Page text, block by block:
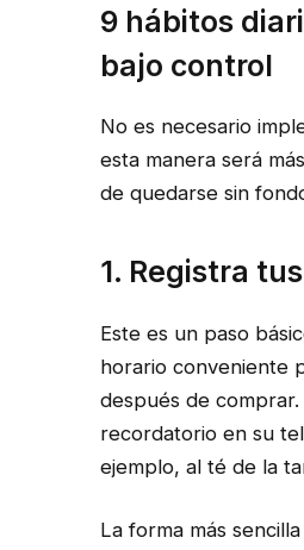
9 hábitos
bajo control
No es necesario
esta manera será
de quedarse sin
1. Registra
Este es un paso
horario conveniente
después de
recordatorio en su
ejemplo, al té de la
La forma más